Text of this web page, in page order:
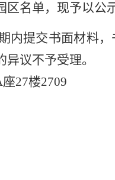
区名单，现予以公
内提交书面材料
议不予受理。
座27楼2709